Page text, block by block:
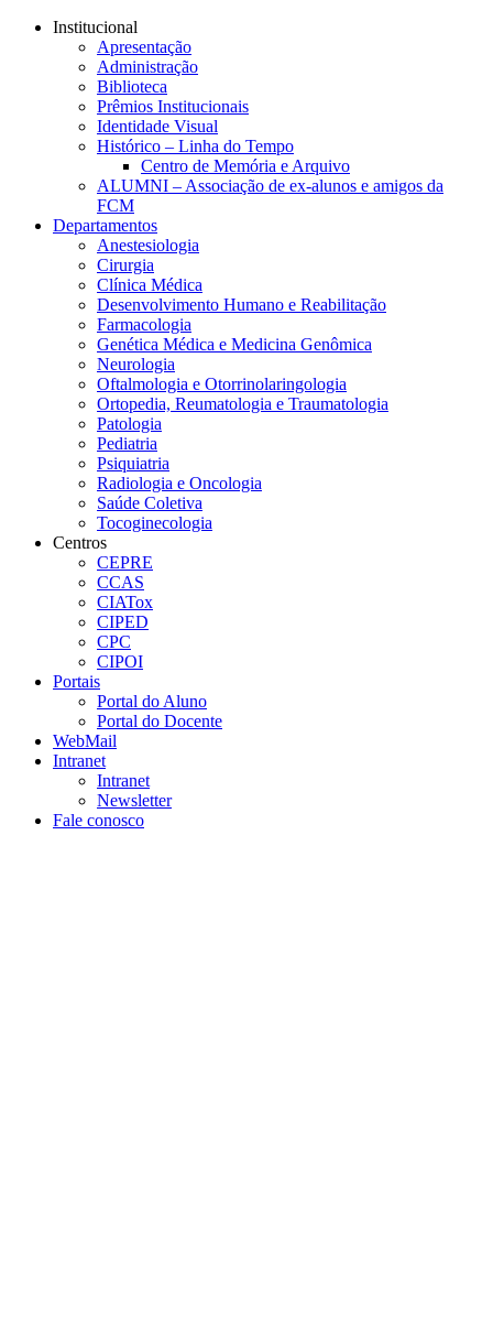
Conteúdo principal
Institucional
Apresentação
Administração
Biblioteca
Prêmios Institucionais
Identidade Visual
Histórico – Linha do Tempo
Centro de Memória e Arquivo
ALUMNI – Associação de ex-alunos e amigos da
FCM
Departamentos
Anestesiologia
Cirurgia
Clínica Médica
Desenvolvimento Humano e Reabilitação
Farmacologia
Genética Médica e Medicina Genômica
Neurologia
Oftalmologia e Otorrinolaringologia
Ortopedia, Reumatologia e Traumatologia
Patologia
Pediatria
Psiquiatria
Radiologia e Oncologia
Saúde Coletiva
Tocoginecologia
Centros
CEPRE
CCAS
CIATox
CIPED
CPC
CIPOI
Portais
Portal do Aluno
Portal do Docente
WebMail
Intranet
Intranet
Newsletter
Fale conosco